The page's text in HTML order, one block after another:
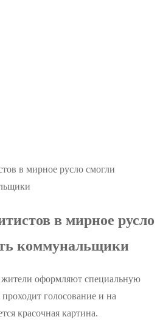
в мирное русло смогли
в мирное русло
коммунальщики
оформляют специальную
проходит голосование и на
красочная картина.